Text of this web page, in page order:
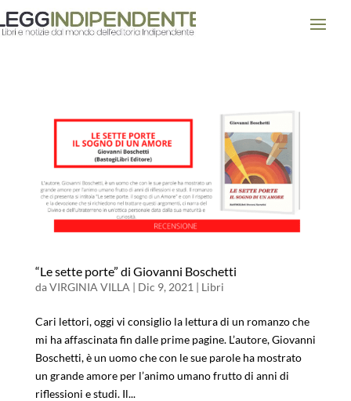
“Le sette porte” di Giovanni Boschetti
daVIRGINIA VILLA | Dic 9, 2021 | Libri
Cari lettori, oggi vi consiglio la lettura di un romanzo che
mi ha affascinata fin dalle prime pagine. L’autore, Giovanni
Boschetti, è un uomo che con le sue parole ha mostrato
un grande amore per l’animo umano frutto di anni di
riflessioni e studi. Il...